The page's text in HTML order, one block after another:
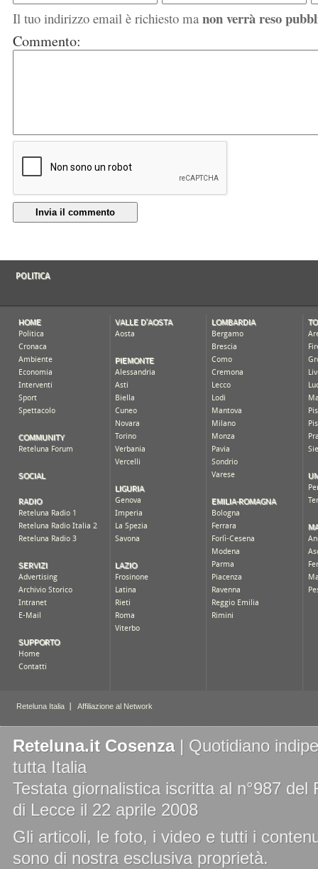
Il tuo indirizzo email è richiesto ma non verrà reso
Commento:
Invia il commento
Reteluna.it Cosenza| Quotidiano
tutta Italia
Testata giornalistica iscritta al n°987
di Lecce il 22 aprile 2008
Gli articoli, le foto, i video e tutti i
sono di nostra esclusiva proprietà.